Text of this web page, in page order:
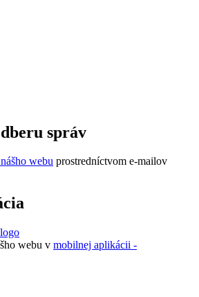
správ
webu prostredníctvom e-mailov
webu v mobilnej aplikácii -